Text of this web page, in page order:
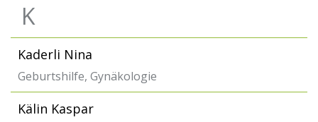
K
Kaderli Nina
Geburtshilfe, Gynäkologie
Kälin Kaspar